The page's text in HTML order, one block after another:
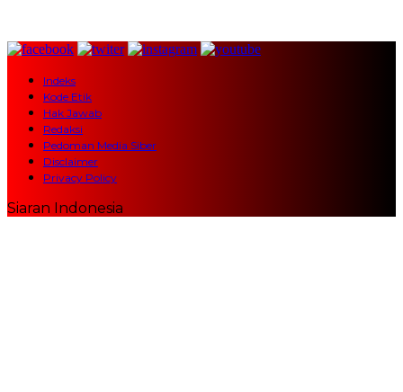
Indeks
Kode Etik
Hak Jawab
Redaksi
Pedoman Media Siber
Disclaimer
Privacy Policy
Siaran Indonesia